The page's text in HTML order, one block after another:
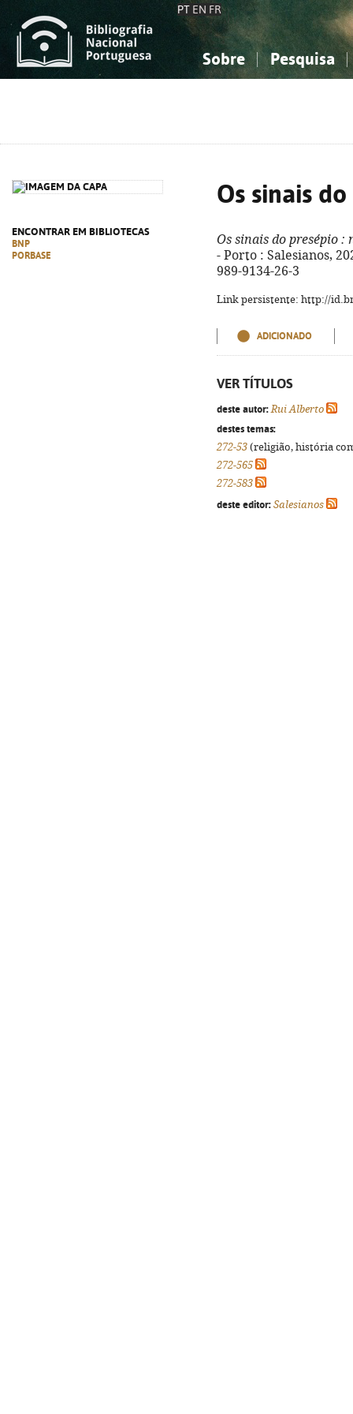
PT EN FR
Sobre Pesquisa
ENCONTRAR EM BIBLIOTECAS
BNP
PORBASE
Os sinais
Os sinais do presépio :
- Porto : Salesianos,
989-9134-26-3
Link persistente: http://
ADICIONADO
VER TÍTULOS
deste autor: Rui Alberto
destes temas:
272-53 (religião, história
272-565
272-583
deste editor: Salesianos